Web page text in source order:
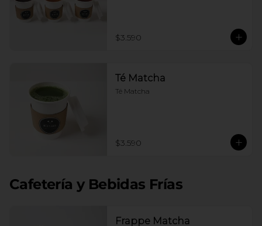
$3.590
Té Matcha
Té Matcha
$3.590
Cafetería y Bebidas Frías
Frappe Matcha